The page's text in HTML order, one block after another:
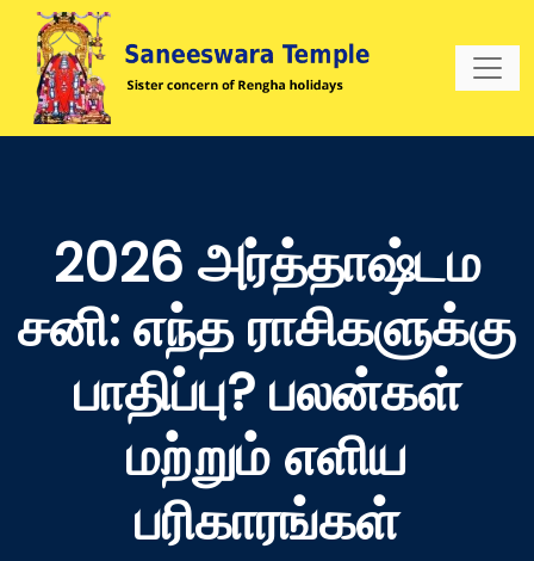
2026 அர்த்தாஷ்டம
சனி: எந்த ராசிகளுக்கு
பாதிப்பு? பலன்கள்
மற்றும் எளிய
பரிகாரங்கள்